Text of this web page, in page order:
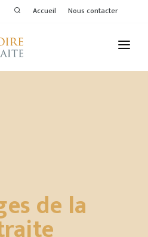
Accueil Nous contacter
de la